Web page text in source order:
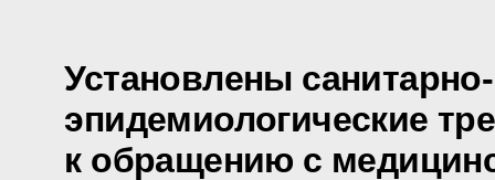
Установлены санитарно-
эпидемиологические
к обращению с